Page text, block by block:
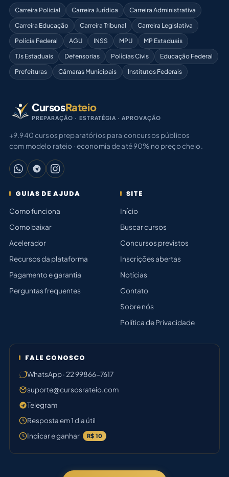
Carreira Policial Carreira Jurídica
Carreira Administrativa
Carreira Educação
Carreira Tribunal
Carreira Legislativa
Polícia Federal
AGU INSS MPU
MP Estaduais
TJs Estaduais
Defensorias Polícias Civis
Educação Federal
Prefeituras
Câmaras Municipais Institutos Federais
CursosRateio
PREPARAÇÃO · ESTRATÉGIA · APROVAÇÃO
+9.940 cursos preparatórios para concursos públicos
com modelo rateio · economia de até 90% no preço cheio.
GUIAS DE AJUDA
Como funciona
Como baixar
Acelerador
Recursos da plataforma
Pagamento e garantia
Perguntas frequentes
SITE
Início
Buscar cursos
Concursos previstos
Inscrições abertas
Notícias
Contato
Sobre nós
Política de Privacidade
FALE CONOSCO
WhatsApp · 22 99866-7617
suporte@cursosrateio.com
Telegram
Resposta em 1 dia útil
Indicar e ganhar
R$ 10